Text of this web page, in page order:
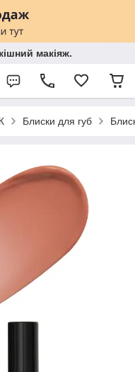
макіяж.
Блиски для губ